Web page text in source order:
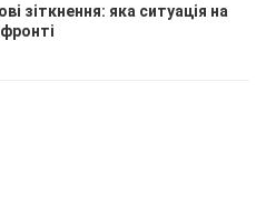
зіткнення: яка ситуація на